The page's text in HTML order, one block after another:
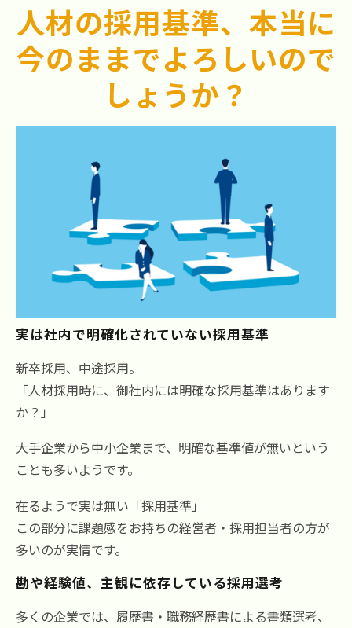
人材の採用基準、本当に
今のままでよろしいので
しょうか？
実は社内で明確化されていない採用基準
新卒採用、中途採用。
「人材採用時に、御社内には明確な採用基準はあります
か？」
大手企業から中小企業まで、明確な基準値が無いという
ことも多いようです。
在るようで実は無い「採用基準」
この部分に課題感をお持ちの経営者・採用担当者の方が
多いのが実情です。
勘や経験値、主観に依存している採用選考
多くの企業では、履歴書・職務経歴書による書類選考、